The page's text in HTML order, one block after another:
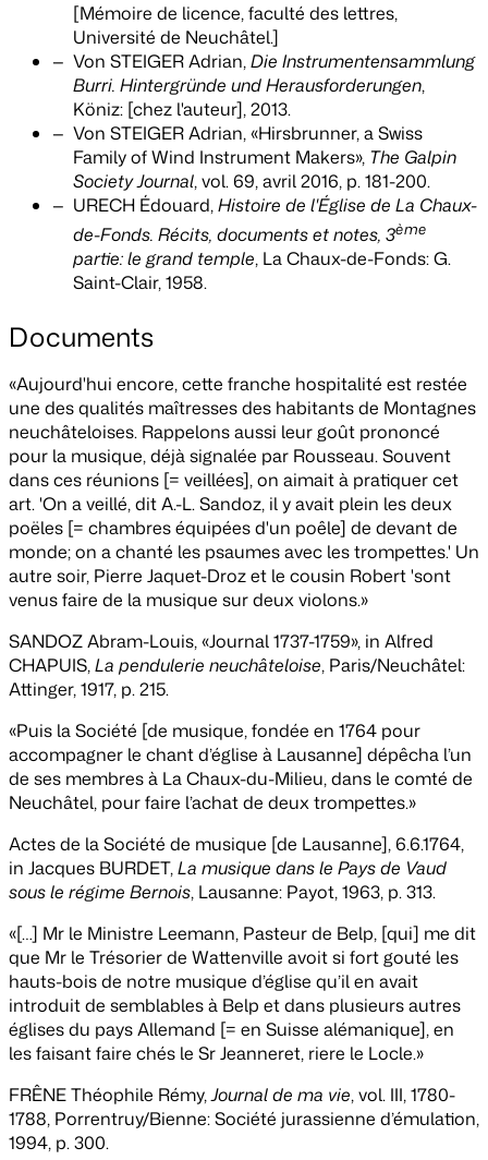
[Mémoire de licence, faculté des lettres,
Université de Neuchâtel.]
Von STEIGER Adrian,Die Instrumentensammlung
Burri. Hintergründe und Herausforderungen,
Köniz: [chez l'auteur], 2013.
Von STEIGER Adrian, «Hirsbrunner, a Swiss
Family of Wind Instrument Makers», The Galpin
Society Journal, vol. 69, avril 2016, p. 181-200.
URECH Édouard,Histoire de l'Église de La Chaux-
de-Fonds. Récits, documents et notes, 3ème
partie: le grand temple, La Chaux-de-Fonds: G.
Saint-Clair, 1958.
Documents
«Aujourd'hui encore, cette franche hospitalité est restée
une des qualités maîtresses des habitants de Montagnes
neuchâteloises. Rappelons aussi leur goût prononcé
pour la musique, déjà signalée par Rousseau. Souvent
dans ces réunions [= veillées], on aimait à pratiquer cet
art. 'On a veillé, dit A.-L. Sandoz, il y avait plein les deux
poëles [= chambres équipées d'un poêle] de devant de
monde; on a chanté les psaumes avec les trompettes.' Un
autre soir, Pierre Jaquet-Droz et le cousin Robert 'sont
venus faire de la musique sur deux violons.»
SANDOZ Abram-Louis, «Journal 1737-1759», in Alfred
CHAPUIS,La pendulerie neuchâteloise, Paris/Neuchâtel:
Attinger, 1917, p. 215.
«Puis la Société [de musique, fondée en 1764 pour
accompagner le chant d’église à Lausanne] dépêcha l’un
de ses membres à La Chaux-du-Milieu, dans le comté de
Neuchâtel, pour faire l’achat de deux trompettes.»
Actes de la Société de musique [de Lausanne], 6.6.1764,
in Jacques BURDET,La musique dans le Pays de Vaud
sous le régime Bernois, Lausanne: Payot, 1963, p. 313.
«[…] Mr le Ministre Leemann, Pasteur de Belp, [qui] me dit
que Mr le Trésorier de Wattenville avoit si fort gouté les
hauts-bois de notre musique d’église qu’il en avait
introduit de semblables à Belp et dans plusieurs autres
églises du pays Allemand [= en Suisse alémanique], en
les faisant faire chés le Sr Jeanneret, riere le Locle.»
FRÊNE Théophile Rémy,Journal de ma vie, vol. III, 1780-
1788, Porrentruy/Bienne: Société jurassienne d’émulation,
1994, p. 300.